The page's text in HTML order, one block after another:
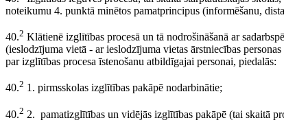
noteikumu 4. punktā minētos pamatprincipus (informēšanu,
40.2 Klātienē izglītības procesā un tā nodrošināšanā ar
(ieslodzījuma vietā - ar ieslodzījuma vietas ārstniecības
par izglītības procesa īstenošanu atbildīgajai personai, piedalās:
40.2 1. pirmsskolas izglītības pakāpē nodarbinātie;
40.2 2. pamatizglītības un vidējās izglītības pakāpē (tai skaitā